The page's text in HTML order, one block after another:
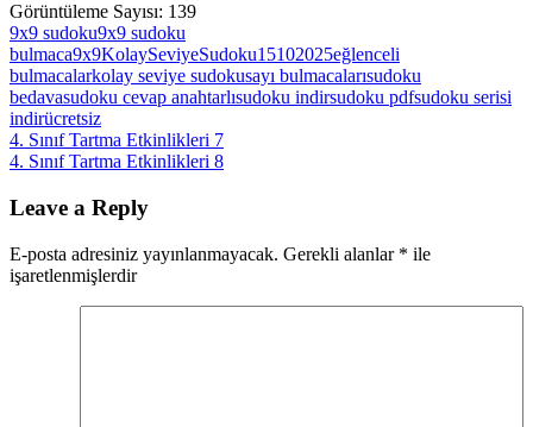
Görüntüleme Sayısı: 139
9x9 sudoku9x9 sudoku
bulmaca9x9KolaySeviyeSudoku15102025eğlenceli
bulmacalarkolay seviye sudokusayı bulmacalarısudoku
bedavasudoku cevap anahtarlısudoku indirsudoku pdfsudoku serisi
indirücretsiz
Yazı
gezinmesi
Previous
Post:
4. Sınıf Tartma Etkinlikleri 7
Next
4. Sınıf Tartma Etkinlikleri 8
Leave a Reply
E-posta adresiniz yayınlanmayacak. Gerekli alanlar * ile
işaretlenmişlerdir